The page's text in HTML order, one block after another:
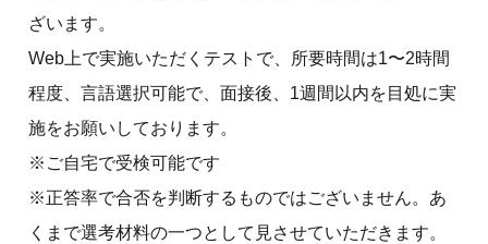
ざいます。
Web上で実施いただくテストで、所要時間は1〜2時間
程度、言語選択可能で、面接後、1週間以内を目処に実
施をお願いしております。
※ご自宅で受検可能です
※正答率で合否を判断するものではございません。あ
くまで選考材料の一つとして見させていただきます。